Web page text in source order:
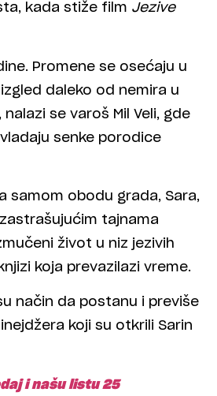
kada stiže film Jezive
Promene se osećaju u
daleko od nemira u
se varoš Mil Veli, gde
senke porodice
samom obodu grada, Sara,
tajnama
život u niz jezivih
koja prevazilazi vreme.
način da postanu i previše
koji su otkrili Sarin
i našu listu 25